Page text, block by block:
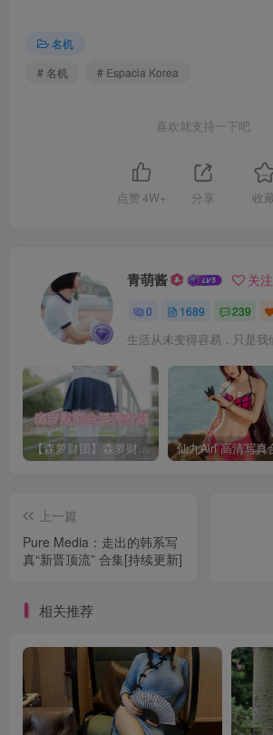
名机
# 名机
# Espacia Korea
喜欢就支持一下吧
点赞 4W+ 分享 收
青萌酱 关注
0 1689 239
生活从未变得容易，只是我
【森萝财团】森萝财团系列福利原版无水印合集下载[与本站内容同步更新]
上一篇
Pure Media：走出的韩系写
真“新晋顶流” 合集[持续更新]
相关推荐